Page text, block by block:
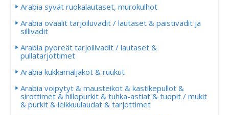
Arabia syvät ruokalautaset, murokulhot
Arabia ovaalit tarjoiluvadit / lautaset & paistivadit ja
sillivadit
Arabia pyöreät tarjoilivadit / lautaset &
pullatarjottimet
Arabia kukkamaljakot & ruukut
Arabia voipytyt & mausteikot & kastikepullot &
sirottimet & hillopurkit & tuhka-astiat & tuopit / mukit
& purkit & leikkuulaudat & tarjottimet